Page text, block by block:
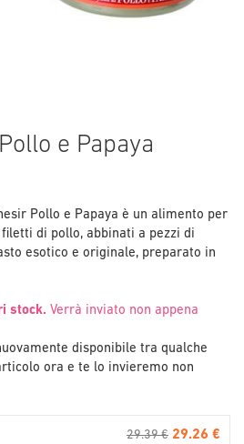
e Papaya
Pollo e Papaya è un alimento per
di pollo, abbinati a pezzi di
esotico e originale, preparato in
stock. Verrà inviato non appena
disponibile tra qualche
ora e te lo invieremo non
29.39 € 29.26 €